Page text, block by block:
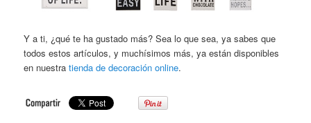
Y a ti, ¿qué te ha gustado más? Sea lo que sea, ya sabes que
todos estos artículos, y muchísimos más, ya están disponibles
en nuestratienda de decoración online.